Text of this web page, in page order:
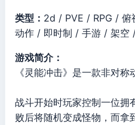
类型： 2d / PVE / RPG /
动作 / 即时制 / 手游 / 架空
游戏简介：
《灵能冲击》是一款非对称
战斗开始时玩家控制一位拥
败后将随机变成怪物，而拿